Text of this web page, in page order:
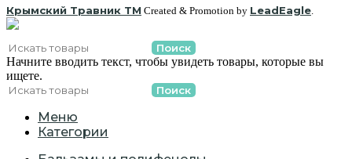
Крымский Травник ТМ Created & Promotion by LeadEagle.
Поиск
Начните вводить текст, чтобы увидеть товары, которые вы
ищете.
Поиск
Меню
Категории